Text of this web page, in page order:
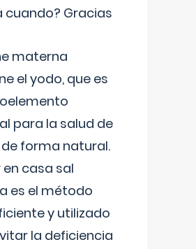
cuando? Gracias
materna
el yodo, que es
para la salud de
de forma natural.
en casa sal
es el método
y utilizado
la deficiencia